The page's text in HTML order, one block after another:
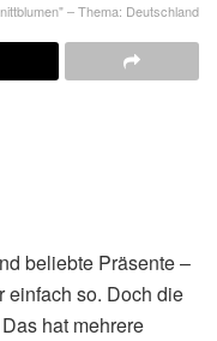
– Thema: Deutschland
beliebte Präsente –
einfach so. Doch die
hat mehrere